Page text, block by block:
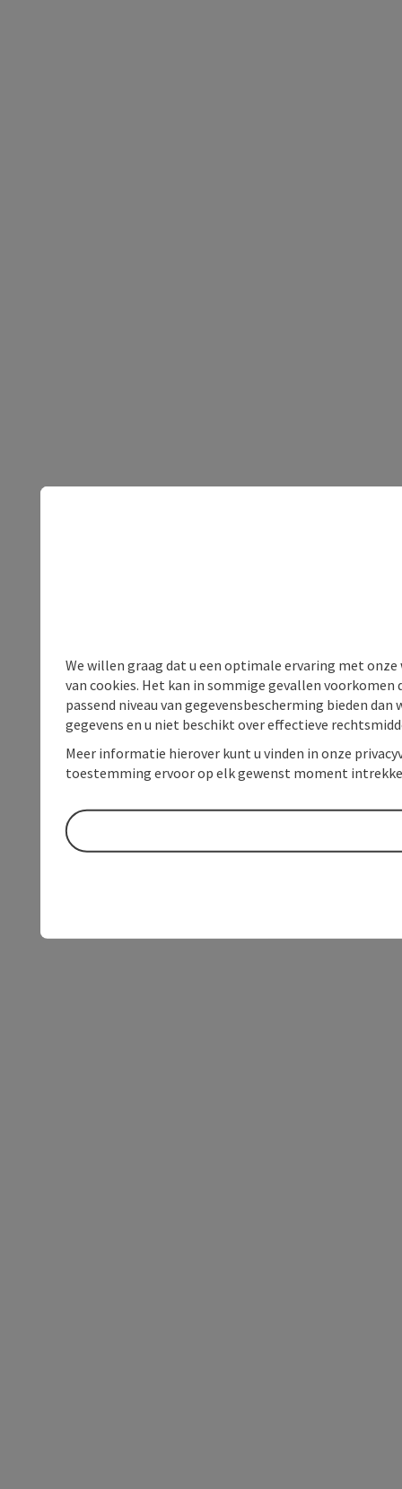
We willen graag dat u een optimale ervaring met
van cookies. Het kan in sommige gevallen voorkomen
passend niveau van gegevensbescherming bieden
gegevens en u niet beschikt over effectieve
Meer informatie hierover kunt u vinden in onze
toestemming ervoor op elk gewenst moment